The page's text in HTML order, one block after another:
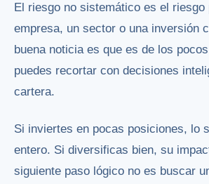
El riesgo no sistemático es el riesgo
empresa, un sector o una inversión
buena noticia es que es de los
puedes recortar con decisiones
cartera.
Si inviertes en pocas posiciones, lo
entero. Si diversificas bien, su
siguiente paso lógico no es buscar